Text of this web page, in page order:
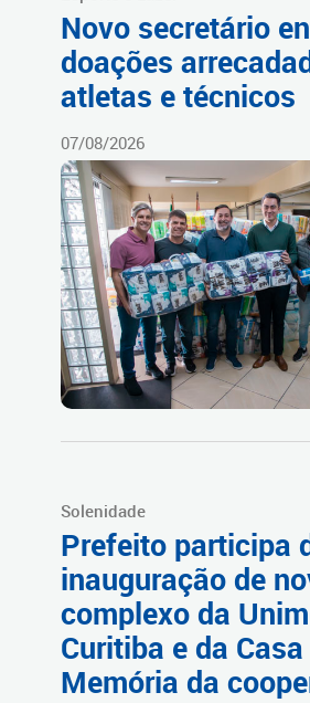
Novo secretário
doações
atletas e técnicos
07/08/2026
Solenidade
Prefeito participa
inauguração de
complexo da
Curitiba e da
Memória da